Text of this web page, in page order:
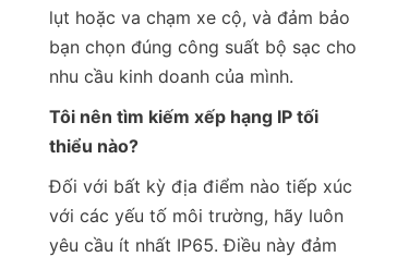
lụt hoặc va chạm xe cộ, và đảm bảo
bạn chọn đúng công suất bộ sạc cho
nhu cầu kinh doanh của mình.
Tôi nên tìm kiếm xếp hạng IP tối
thiểu nào?
Đối với bất kỳ địa điểm nào tiếp xúc
với các yếu tố môi trường, hãy luôn
yêu cầu ít nhất IP65. Điều này đảm